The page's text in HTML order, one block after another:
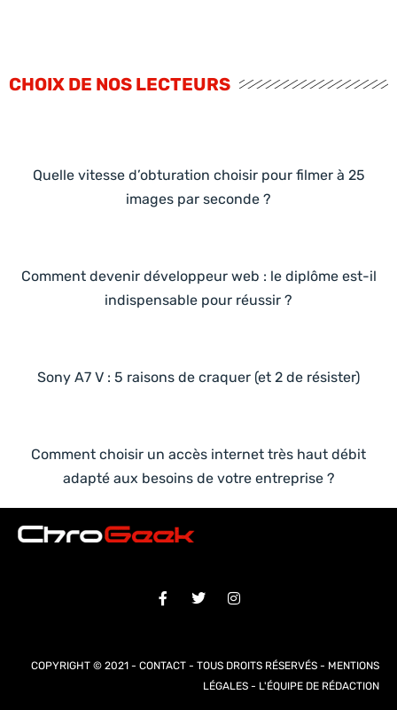
CHOIX DE NOS LECTEURS
Quelle vitesse d’obturation choisir pour filmer à 25
images par seconde ?
Comment devenir développeur web : le diplôme est-il
indispensable pour réussir ?
Sony A7 V : 5 raisons de craquer (et 2 de résister)
Comment choisir un accès internet très haut débit
adapté aux besoins de votre entreprise ?
COPYRIGHT © 2021 - CONTACT - TOUS DROITS RÉSERVÉS - MENTIONS
LÉGALES - L'ÉQUIPE DE RÉDACTION